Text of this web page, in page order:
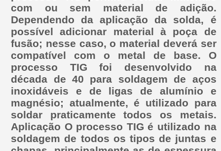
com ou sem material de adição.
Dependendo da aplicação da solda, é
possível adicionar material à poça de
fusão; nesse caso, o material deverá ser
compatível com o metal de base. O
processo TIG foi desenvolvido na
década de 40 para soldagem de aços
inoxidáveis e de ligas de alumínio e
magnésio; atualmente, é utilizado para
soldar praticamente todos os metais.
Aplicação O processo TIG é utilizado na
soldagem de todos os tipos de juntas e